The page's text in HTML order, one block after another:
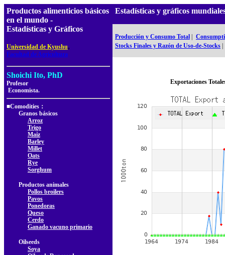
Productos alimenticios básicos
en el mundo -
Estadísticas y Gráficos
Universidad de Kyushu,
Facultad de Agricultura
Shoichi Ito, PhD
Profesor
Economista.
■Comodities：
Granos básicos
Arroz
Trigo
Maíz
Barley
Millet
Oats
Rye
Sorghum
Productos animales
Pollos broilers
Pavos
Ponedoras
Queso
Cerdo
Ganado vacuno primario
Oilseeds
Soya
Estadísticas y gráficos
Producción y Consumo Total
Stocks Finales y Razón de Uso-de-Stocks
Exportaciones